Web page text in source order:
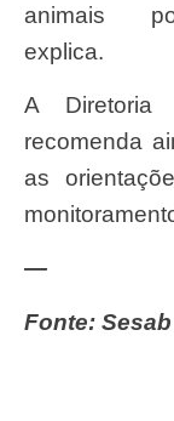
animais
explica.
A Diretoria de Vigilância Epidemiológica
recomenda
as
—
Fonte: Sesab